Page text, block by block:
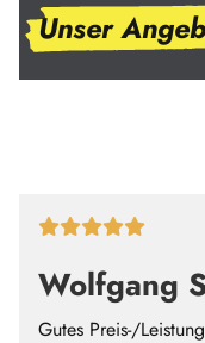
Unser
Wolfgang
Gutes Preis-/